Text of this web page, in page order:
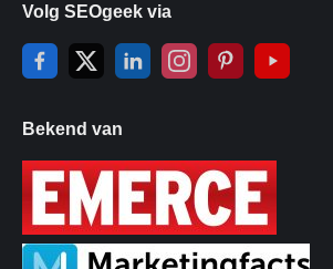
Volg SEOgeek via
Bekend van